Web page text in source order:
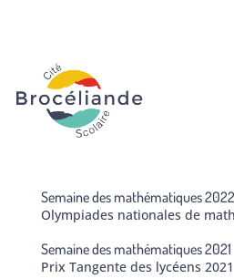
Semaine des mathématiques 2022
Olympiades nationales de
Semaine des mathématiques 2021
Prix Tangente des lycéens 2021